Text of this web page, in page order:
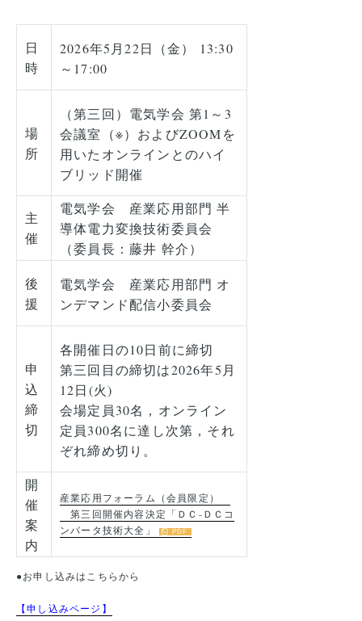
日
時
2026年5月22日（金） 13:30
～17:00
場
所
（第三回）電気学会 第1～3
会議室（※）およびZOOMを
用いたオンラインとのハイ
ブリッド開催
主
催
電気学会 産業応用部門 半
導体電力変換技術委員会
（委員長：藤井 幹介）
後
援
電気学会 産業応用部門 オ
ンデマンド配信小委員会
申
込
締
切
各開催日の10日前に締切
第三回目の締切は2026年5月
12日(火)
会場定員30名，オンライン
定員300名に達し次第，それ
ぞれ締め切り。
開
催
案
内
産業応用フォーラム（会員限定）
第三回開催内容決定「ＤＣ-ＤＣコ
ンバータ技術大全」
●お申し込みはこちらから
【申し込みページ】